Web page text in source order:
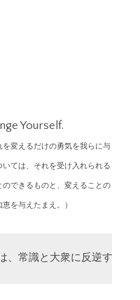
Yourself.
を変えるだけの勇気を我らに与
ては、それを受け入れられる
できるものと、変えることの
を与えたまえ。）
、常識と大衆に反逆する